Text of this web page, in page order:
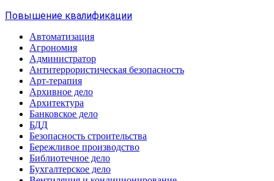
Повышение квалификации
Автоматизация
Агрономия
Администратор
Антитеррористическая безопасность
Арт-терапия
Архивное дело
Архитектура
Банковское дело
БДД
Безопасность строительства
Бережливое производство
Библиотечное дело
Бухгалтерское дело